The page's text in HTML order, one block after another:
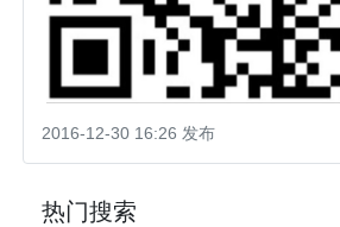
2016-12-30 16:26 发布
热门搜索